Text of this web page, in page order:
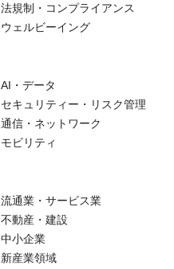
法規制・コンプライアンス
ウェルビーイング
AI・データ
セキュリティー・リスク管理
通信・ネットワーク
モビリティ
流通業・サービス業
不動産・建設
中小企業
新産業領域